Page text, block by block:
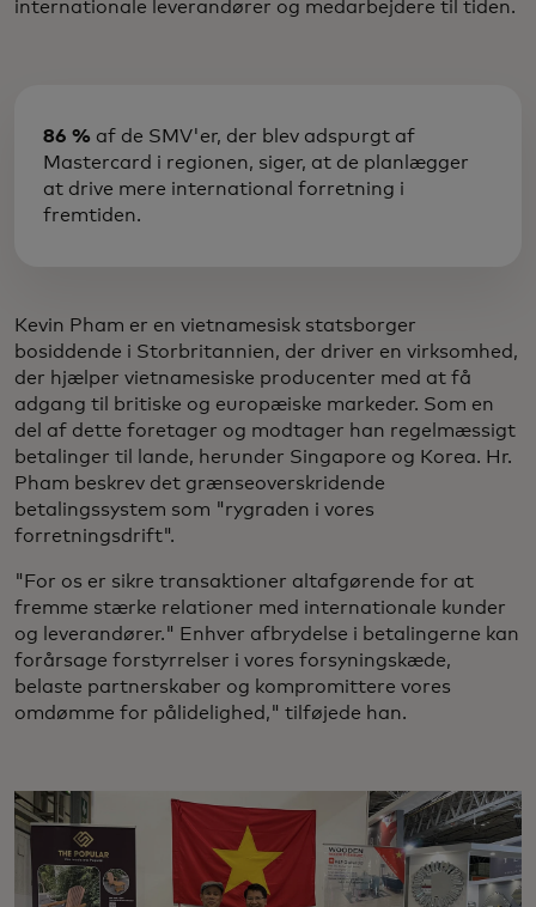
internationale leverandører og medarbejdere til tiden.
86 % af de SMV'er, der blev adspurgt af
Mastercard i regionen, siger, at de planlægger
at drive mere international forretning i
fremtiden.
Kevin Pham er en vietnamesisk statsborger
bosiddende i Storbritannien, der driver en virksomhed,
der hjælper vietnamesiske producenter med at få
adgang til britiske og europæiske markeder. Som en
del af dette foretager og modtager han regelmæssigt
betalinger til lande, herunder Singapore og Korea. Hr.
Pham beskrev det grænseoverskridende
betalingssystem som "rygraden i vores
forretningsdrift".
"For os er sikre transaktioner altafgørende for at
fremme stærke relationer med internationale kunder
og leverandører." Enhver afbrydelse i betalingerne kan
forårsage forstyrrelser i vores forsyningskæde,
belaste partnerskaber og kompromittere vores
omdømme for pålidelighed," tilføjede han.